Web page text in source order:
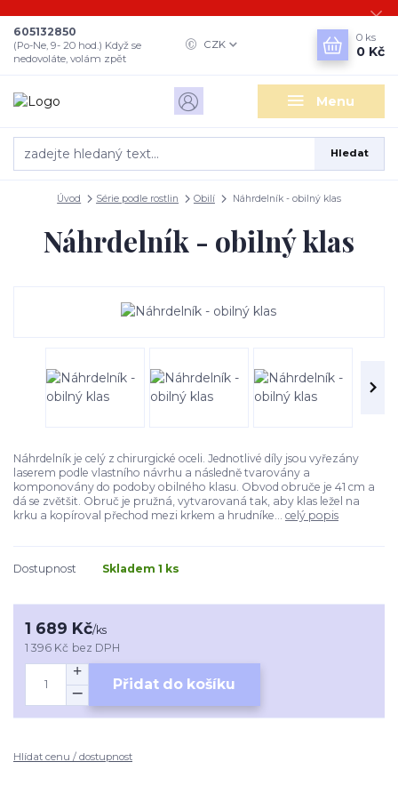
Menu
CZK
Hledat
605132850
(Po-Ne, 9- 20 hod.) Když se
nedovoláte, volám zpět
0 ks
0 Kč
Úvod Série podle rostlin Obilí Náhrdelník - obilný klas
Náhrdelník - obilný klas
Náhrdelník je celý z chirurgické oceli. Jednotlivé díly jsou vyřezány
laserem podle vlastního návrhu a následně tvarovány a
komponovány do podoby obilného klasu. Obvod obruče je 41 cm a
dá se zvětšit. Obruč je pružná, vytvarovaná tak, aby klas ležel na
krku a kopíroval přechod mezi krkem a hrudníke... celý popis
Dostupnost Skladem 1 ks
1 689 Kč/ks
1 396 Kč bez DPH
Přidat do košíku
Hlídat cenu / dostupnost